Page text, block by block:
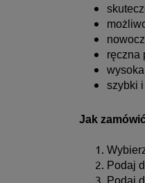
ręczna
szybki
Jak
Podaj